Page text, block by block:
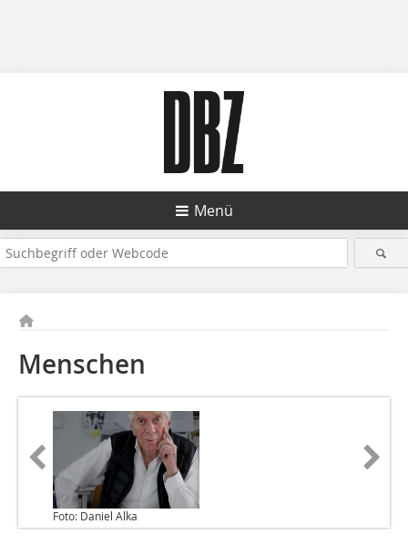
Menü
Menschen
Foto: Daniel Alka